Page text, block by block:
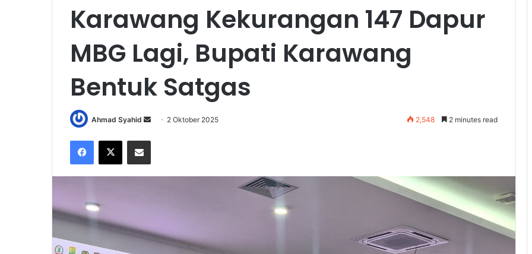
Karawang Kekurangan 147 Dapur
MBG Lagi, Bupati Karawang
Bentuk Satgas
Ahmad Syahid
Send 2 Oktober 2025 2,548 2 minutes read
Facebook
X Share via Email